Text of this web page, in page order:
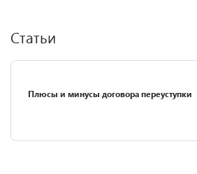
Статьи
Плюсы и минусы договора переуступки